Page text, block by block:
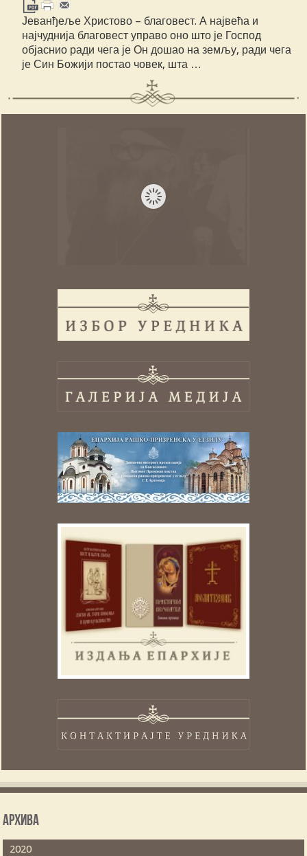
Јеванђеље Христово – благовест. А највећа и
најчуднија благовест управо оно што је Господ
објаснио ради чега је Он дошао на земљу, ради чега
је Син Божији постао човек, шта …
Архива
2020